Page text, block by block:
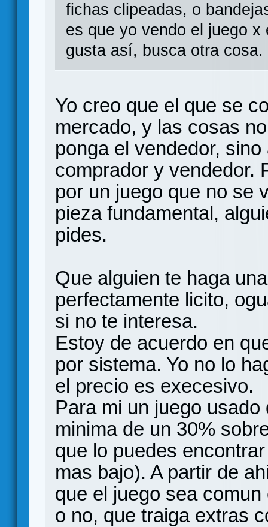
fichas clipeadas, o
es que yo vendo el juego
gusta así, busca otra cosa.
Yo creo que el que se
mercado, y las cosas
ponga el vendedor,
comprador y vendedor.
por un juego que no se
pieza fundamental,
pides.
Que alguien te haga
perfectamente licito,
si no te interesa.
Estoy de acuerdo en
por sistema. Yo no lo
el precio es execesivo.
Para mi un juego
minima de un 30%
que lo puedes
mas bajo). A partir de
que el juego sea
o no, que traiga extras